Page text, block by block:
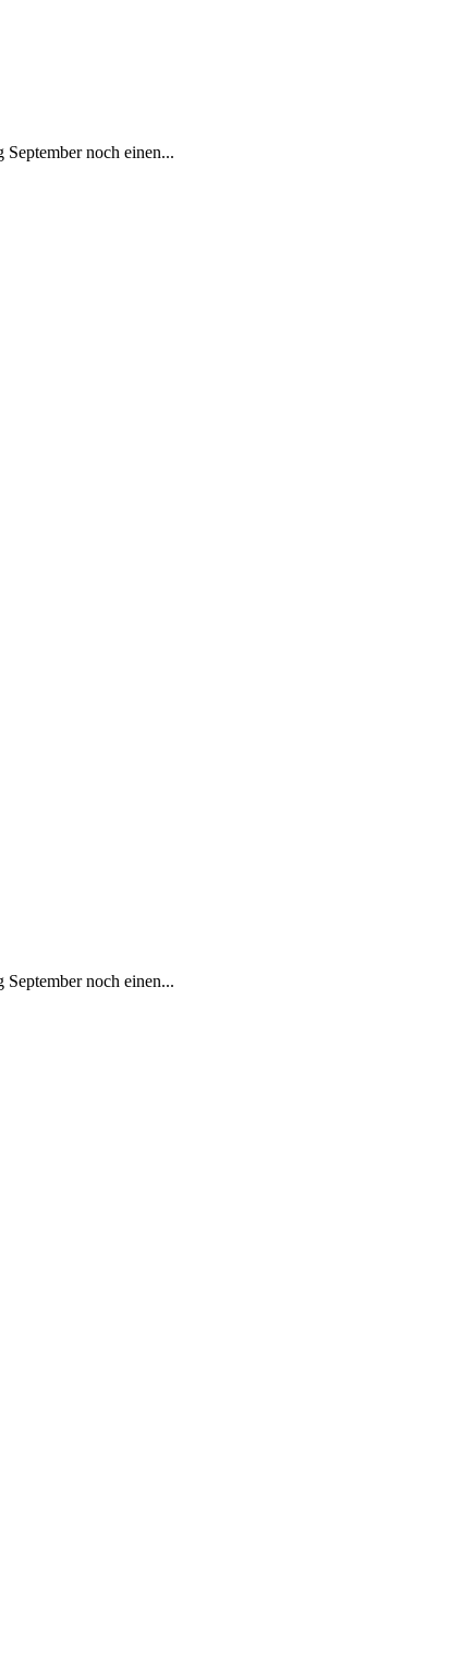
noch einen...
noch einen...